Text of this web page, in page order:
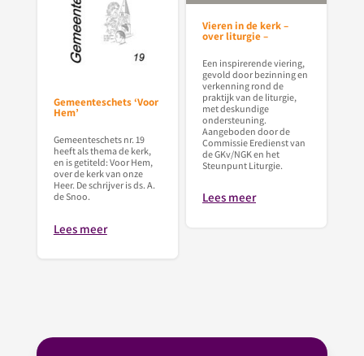
Vieren in de kerk –
over liturgie –
Een inspirerende viering,
gevold door bezinning en
verkenning rond de
praktijk van de liturgie,
met deskundige
ondersteuning.
Aangeboden door de
Commissie Eredienst van
de GKv/NGK en het
Steunpunt Liturgie.
Lees meer
Gemeenteschets ‘Voor
Hem’
Gemeenteschets nr. 19
heeft als thema de kerk,
en is getiteld: Voor Hem,
over de kerk van onze
Heer. De schrijver is ds. A.
de Snoo.
Lees meer